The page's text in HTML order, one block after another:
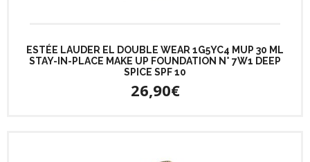
ESTÉE LAUDER EL DOUBLE WEAR 1G5YC4 MUP 30 ML
STAY-IN-PLACE MAKE UP FOUNDATION N° 7W1 DEEP
SPICE SPF 10
26,90€